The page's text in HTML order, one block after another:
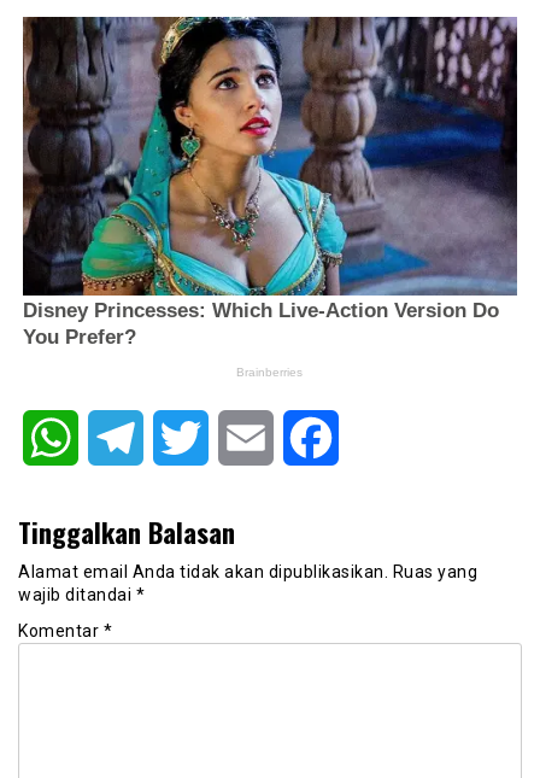
WhatsAppTelegram Twitter Email
Tinggalkan Balasan
Alamat email Anda tidak akan dipublikasikan.
Ruas yang
wajib ditandai *
Komentar *